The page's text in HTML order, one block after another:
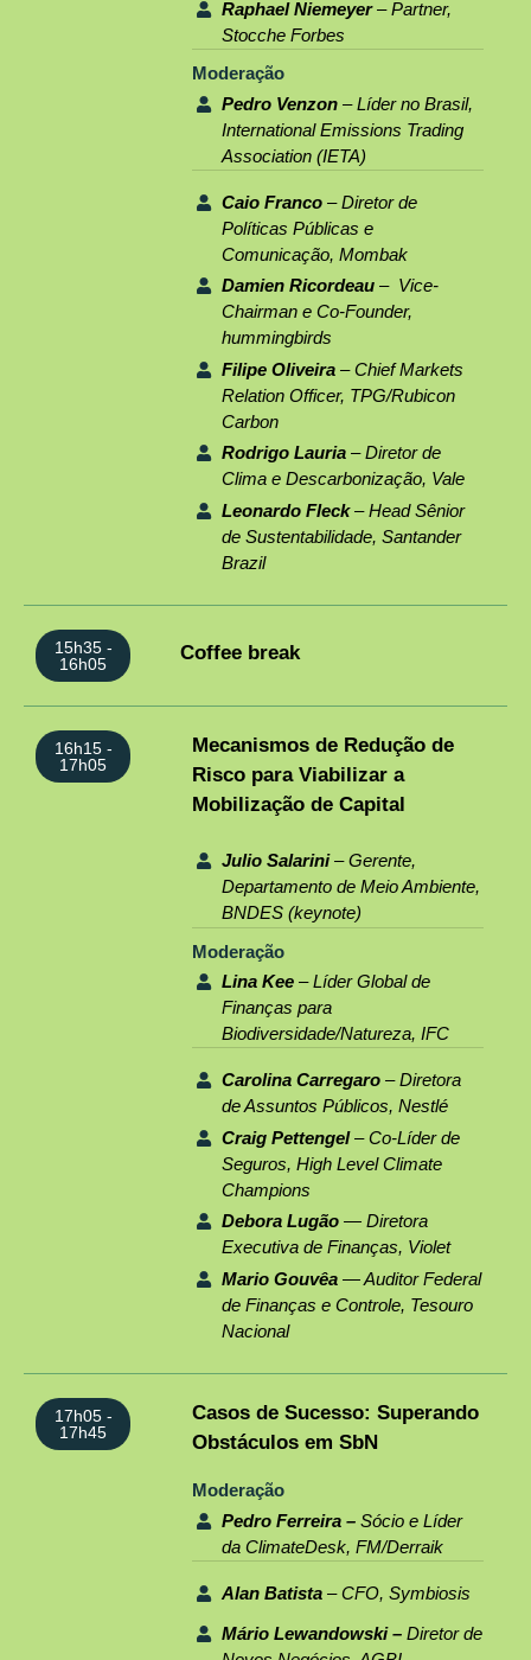
Raphael Niemeyer– Partner,
Stocche Forbes
Moderação
Pedro Venzon– Líder no Brasil,
International Emissions Trading
Association (IETA)
Caio Franco– Diretor de
Políticas Públicas e
Comunicação, Mombak
Damien Ricordeau– Vice-
Chairman e Co-Founder,
hummingbirds
Filipe Oliveira– Chief Markets
Relation Officer, TPG/Rubicon
Carbon
Rodrigo Lauria– Diretor de
Clima e Descarbonização, Vale
Leonardo Fleck– Head Sênior
de Sustentabilidade, Santander
Brazil
15h35 -
16h05
Coffee break
16h15 -
17h05
Mecanismos de Redução de
Risco para Viabilizar a
Mobilização de Capital
Julio Salarini– Gerente,
Departamento de Meio Ambiente,
BNDES (keynote)
Moderação
Lina Kee– Líder Global de
Finanças para
Biodiversidade/Natureza, IFC
Carolina Carregaro– Diretora
de Assuntos Públicos, Nestlé
Craig Pettengel– Co-Líder de
Seguros, High Level Climate
Champions
Debora Lugão— Diretora
Executiva de Finanças, Violet
Mario Gouvêa— Auditor Federal
de Finanças e Controle, Tesouro
Nacional
17h05 -
17h45
Casos de Sucesso: Superando
Obstáculos em SbN
Moderação
Pedro Ferreira–Sócio e Líder
da ClimateDesk, FM/Derraik
Alan Batista – CFO, Symbiosis
Mário Lewandowski –Diretor de